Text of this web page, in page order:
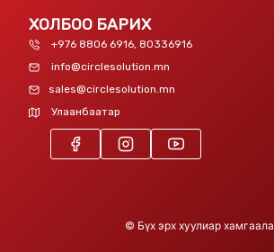
ХОЛБОО БАРИХ
+976 8806 6916, 80336916
info@circlesolution.mn
sales@circlesolution.mn
Улаанбаатар
© Бүх эрх хуулиар